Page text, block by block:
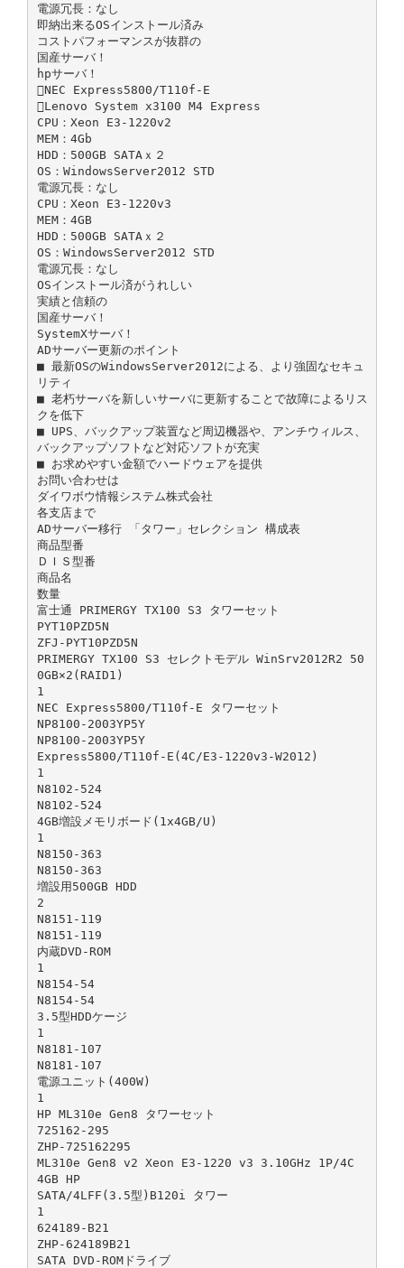
電源冗長：なし
即納出来るOSインストール済み
コストパフォーマンスが抜群の
国産サーバ！
hpサーバ！
NEC Express5800/T110f-E
Lenovo System x3100 M4 Express
CPU：Xeon E3-1220v2
MEM：4Gb
HDD：500GB SATAｘ２
OS：WindowsServer2012 STD
電源冗長：なし
CPU：Xeon E3-1220v3
MEM：4GB
HDD：500GB SATAｘ２
OS：WindowsServer2012 STD
電源冗長：なし
OSインストール済がうれしい
実績と信頼の
国産サーバ！
SystemXサーバ！
ADサーバー更新のポイント
■ 最新OSのWindowsServer2012による、より強固なセキュ
リティ
■ 老朽サーバを新しいサーバに更新することで故障によるリス
クを低下
■ UPS、バックアップ装置など周辺機器や、アンチウィルス、
バックアップソフトなど対応ソフトが充実
■ お求めやすい金額でハードウェアを提供
お問い合わせは
ダイワボウ情報システム株式会社
各支店まで
ADサーバー移行 「タワー」セレクション 構成表
商品型番
ＤＩＳ型番
商品名
数量
富士通 PRIMERGY TX100 S3 タワーセット
PYT10PZD5N
ZFJ-PYT10PZD5N
PRIMERGY TX100 S3 セレクトモデル WinSrv2012R2 50
0GB×2(RAID1)
1
NEC Express5800/T110f-E タワーセット
NP8100-2003YP5Y
NP8100-2003YP5Y
Express5800/T110f-E(4C/E3-1220v3-W2012)
1
N8102-524
N8102-524
4GB増設メモリボード(1x4GB/U)
1
N8150-363
N8150-363
増設用500GB HDD
2
N8151-119
N8151-119
内蔵DVD-ROM
1
N8154-54
N8154-54
3.5型HDDケージ
1
N8181-107
N8181-107
電源ユニット(400W)
1
HP ML310e Gen8 タワーセット
725162-295
ZHP-725162295
ML310e Gen8 v2 Xeon E3-1220 v3 3.10GHz 1P/4C
4GB HP
SATA/4LFF(3.5型)B120i タワー
1
624189-B21
ZHP-624189B21
SATA DVD-ROMドライブ